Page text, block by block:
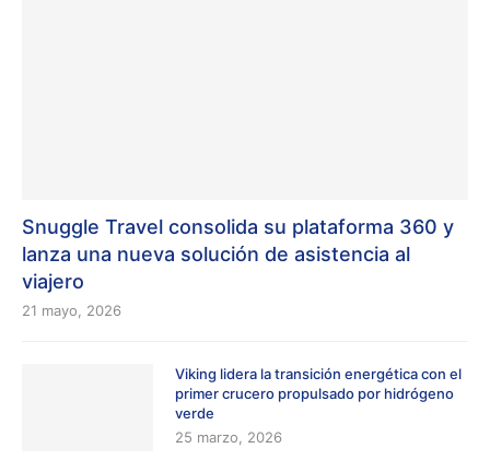
Snuggle Travel consolida su plataforma 360 y
lanza una nueva solución de asistencia al
viajero
21 mayo, 2026
Viking lidera la transición energética con el
primer crucero propulsado por hidrógeno
verde
25 marzo, 2026